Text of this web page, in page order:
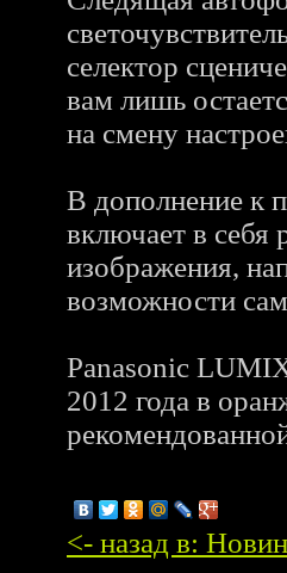
селектор
вам лишь
на смену
В дополнение к
включает в
изображения,
возможности
Panasonic
2012 года в
<- назад в: